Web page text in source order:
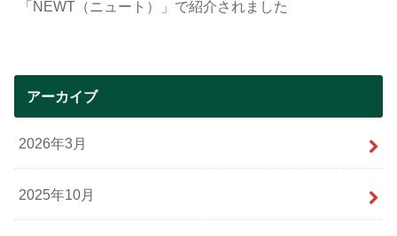
「NEWT（ニュート）」で紹介されました
アーカイブ
2026年3月
2025年10月